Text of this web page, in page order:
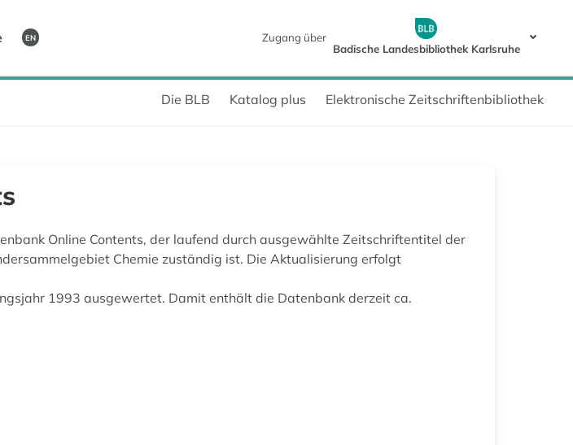
EN
Zugang über
Badische Landesbibliothek Karlsruhe
Die BLB Katalog plus Elektronische Zeitschriftenbibliothek
Online Contents, der laufend durch ausgewählte Zeitschriftentitel der
Chemie zuständig ist. Die Aktualisierung erfolgt
1993 ausgewertet. Damit enthält die Datenbank derzeit ca.